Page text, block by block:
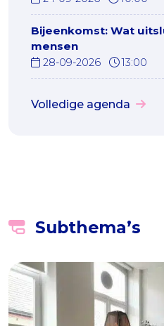
Bijeenkomst: Wat
mensen
28-09-2026 13:00
Volledige agenda
Subthema’s